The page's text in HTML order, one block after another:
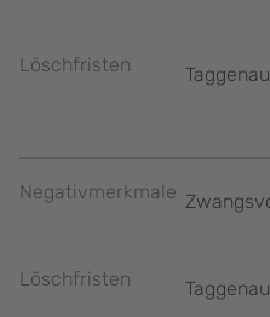
Löschfristen
Negativmerkmale
Löschfristen